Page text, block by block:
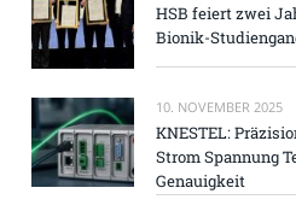
HSB feiert zwei
Bionik-
10. NOVEMBER 2025
KNESTEL:
Strom Spannung
Genauigkeit